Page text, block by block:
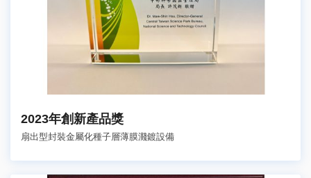
2023年創新產品獎
扇出型封裝金屬化種子層薄膜濺鍍設備